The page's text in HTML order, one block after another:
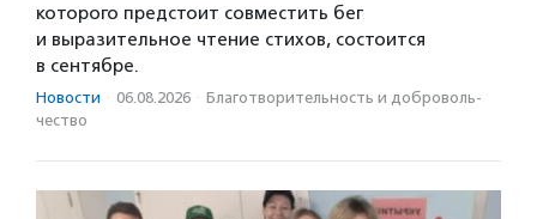
которого предстоит совместить бег
и выразительное чтение стихов, состоится
в сентябре.
Новости · 06.08.2026 · Благотвори­тель­ность и доброволь­
чест­во